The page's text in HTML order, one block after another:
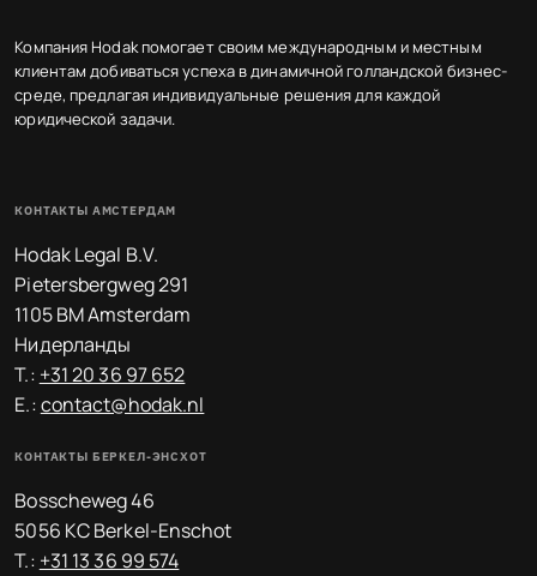
Компания Hodak помогает своим международным и местным
клиентам добиваться успеха в динамичной голландской бизнес-
среде, предлагая индивидуальные решения для каждой
юридической задачи.
КОНТАКТЫ АМСТЕРДАМ
Hodak Legal B.V.
Pietersbergweg 291
1105 BM Amsterdam
Нидерланды
T.: +31 20 36 97 652
E.:contact@hodak.nl
КОНТАКТЫ БЕРКЕЛ-ЭНСХОТ
Bosscheweg 46
5056 KC Berkel-Enschot
T.: +31 13 36 99 574